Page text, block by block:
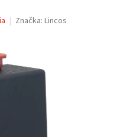
Značka: Lincos